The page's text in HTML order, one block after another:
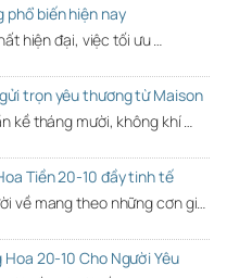
phổ biến hiện nay
hiện đại, việc tối ưu …
trọn yêu thương từ Maison
kề tháng mười, không khí …
Tiền 20-10 đầy tinh tế
về mang theo những cơn gi…
20-10 Cho Người Yêu